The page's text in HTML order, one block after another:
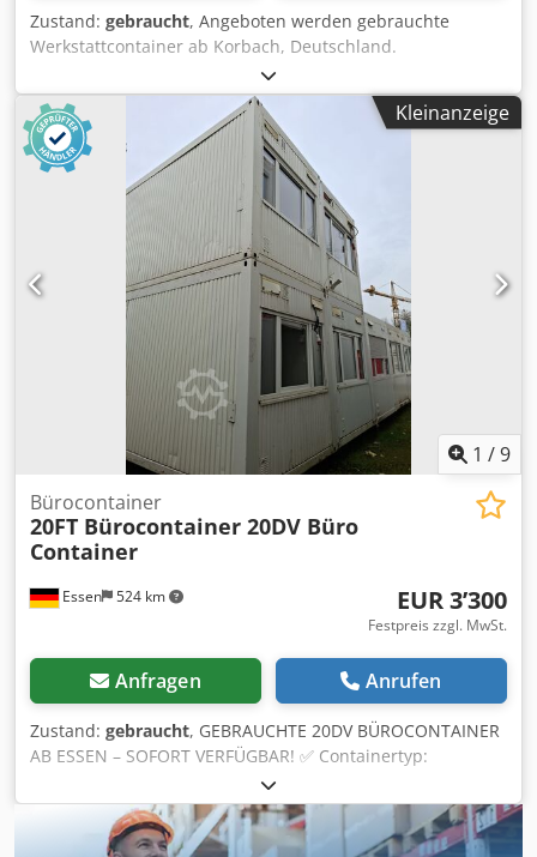
Zustand: gebraucht, Angeboten werden gebrauchte
Werkstattcontainer ab Korbach, Deutschland.
CONTAINERTYP: Werkstattcontainer, Office Container
AUSLIEFERUNGSZUSTAND: gebraucht, funktionierend
AUASSTATTUNG: - Außenbeleuchtung - Heizung -
Feuerlöscher - Rampe - Rolltor elektrisch Dedpfx Aezqt A
Djh Sock - Elektrik 65 Amp. - Starkstromanschluss
ABMESSUNGEN LxBxH: ca. 5x 4,05x 4,20m Gewicht: 7.000
kg LIEFERUNG: ca. 2 Wochen Vorlauf TRANSPORT: Sie
können uns Ihre PLZ mitteilen, damit wir Ihnen ein
kostenloses und unverbindliches Angebot über Container
inkl. Lieferung und falls notwendig auch Abladen vom LKW
erstellen. VIELFALT: Ausserdem finden Sie bei uns
Seecontainer aller gängigen Größen (20DV, 40DV, 20HC,
40HC...) und für jeden Bedarf. Ob als Lager, Bauprojekte,
logistische Lösungen oder Seetransport. Wir freuen uns
auf Ihre Kontaktaufnahme! NAUTEXA GmbH
Kleinanzeige
1 /9
Essen 524 km
Bürocontainer
20FT Bürocontainer 20DV Büro
Container
EUR 3’300
Festpreis zzgl. MwSt.
Anfragen Anrufen
Zustand: gebraucht, GEBRAUCHTE 20DV BÜROCONTAINER
AB ESSEN – SOFORT VERFÜGBAR! ✅ Containertyp:
Bürocontainer 20DV ✅ Zustand: gebraucht, wind- &
wasserdicht, ohne Equipment, Originalbilder ✅
Ausstattung: Elektrik & Heizung, Eingangstür an der kurzen